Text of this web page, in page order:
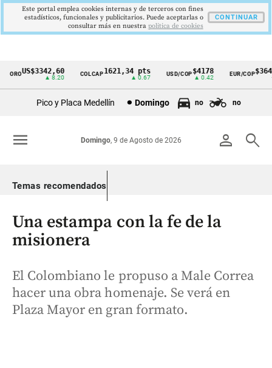
Cintillo
Colombia
OROUS$3342,60
▲ 8.20
COLCAP1621,34 pts
▲ 0.67
USD/COP$4178
▲ 0.42
EUR/COP$3648
Pico y Placa Medellín Domingo no no
person search
Domingo, 9 de Agosto de 2026
menu
Temas recomendados
Una estampa con la fe de la
misionera
El Colombiano le propuso a Male Correa
hacer una obra homenaje. Se verá en
Plaza Mayor en gran formato.
Este portal emplea cookies internas y de terceros con fines
estadísticos, funcionales y publicitarios. Puede aceptarlas o
consultar más en nuestra politica de cookies
CONTINUAR